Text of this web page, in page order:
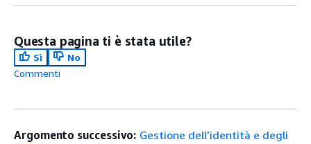
Questa pagina ti è stata utile?
Sì
No
Commenti
Argomento successivo: Gestione dell’identità e degli